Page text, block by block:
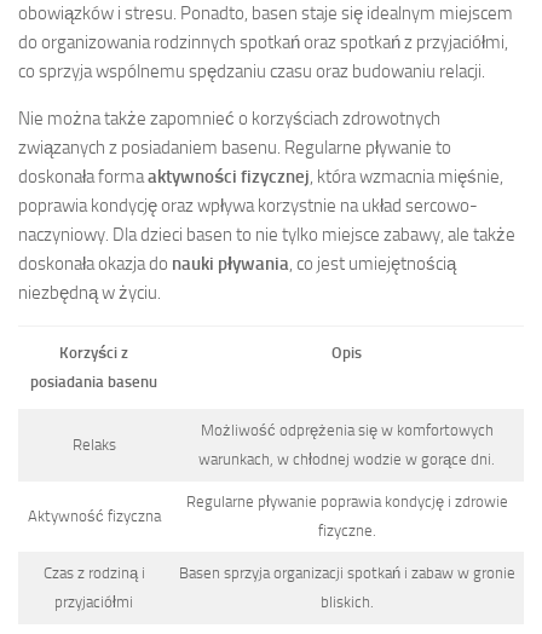
obowiązków i stresu. Ponadto, basen staje się idealnym miejscem
do organizowania rodzinnych spotkań oraz spotkań z przyjaciółmi,
co sprzyja wspólnemu spędzaniu czasu oraz budowaniu relacji.
Nie można także zapomnieć o korzyściach zdrowotnych
związanych z posiadaniem basenu. Regularne pływanie to
doskonała formaaktywności fizycznej, która wzmacnia mięśnie,
poprawia kondycję oraz wpływa korzystnie na układ sercowo-
naczyniowy. Dla dzieci basen to nie tylko miejsce zabawy, ale także
doskonała okazja do nauki pływania, co jest umiejętnością
niezbędną w życiu.
Korzyści z
posiadania basenu
Opis
Relaks
Możliwość odprężenia się w komfortowych
warunkach, w chłodnej wodzie w gorące dni.
Aktywność fizyczna
Regularne pływanie poprawia kondycję i zdrowie
fizyczne.
Czas z rodziną i
przyjaciółmi
Basen sprzyja organizacji spotkań i zabaw w gronie
bliskich.